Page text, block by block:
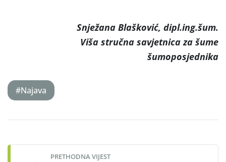
Snježana Blašković, dipl.ing.šum.
Viša stručna savjetnica za šume
šumoposjednika
#Najava
navigation
PRETHODNA VIJEST